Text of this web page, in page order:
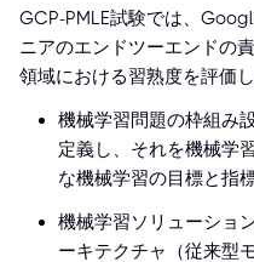
GCP-PMLE試験では、
ニアのエンドツーエンドの
領域における習熟度を評価し
機械学習問題の枠組み
定義し、それを機械学
な機械学習の目標と指
機械学習ソリューショ
ーキテクチャ（従来型